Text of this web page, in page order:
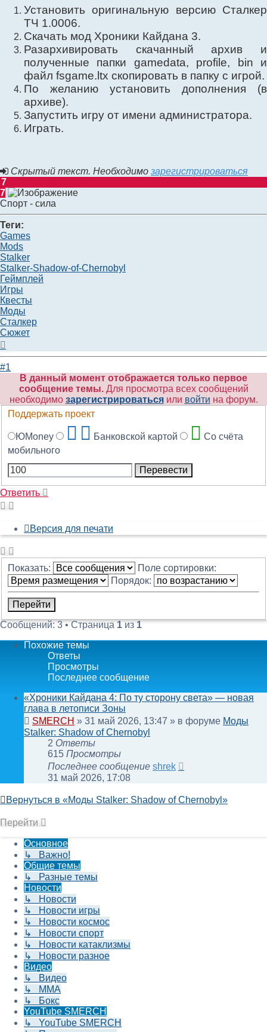
Установить оригинальную версию Сталкер
ТЧ 1.0006.
Скачать мод Хроники Кайдана 3.
Разархивировать скачанный архив и
полученные папки gamedata, profile, bin и
файл fsgame.ltx скопировать в папку с игрой.
По желанию установить дополнения (в
архиве).
Запустить игру от имени администратора.
Играть.
Скрытый текст. Необходимо зарегистрироваться
7
7
Спорт - сила
Теги:
Games
Mods
Stalker
Stalker-Shadow-of-Chernobyl
Геймплей
Игры
Квесты
Моды
Сталкер
Сюжет
к
началу
#1
В данный момент отображается только первое
сообщение темы.Для просмотра всех сообщений
необходимо зарегистрироватьсяили войти на форум.
Поддержать проект
ЮMoney Банковской картой
Со счёта
мобильного
Ответить
Версия для печати
Показать:
Поле сортировки:
Порядок:
Сообщений: 3 • Страница1из1
Похожие темы
Ответы
Просмотры
Последнее сообщение
«Хроники Кайдана 4: По ту сторону света» — новая
глава в летописи Зоны
SMERCH » 31 май 2026, 13:47 » в форуме Моды
Stalker: Shadow of Chernobyl
2 Ответы
615 Просмотры
Последнее сообщение shrek
31 май 2026, 17:08
Вернуться в «Моды Stalker: Shadow of Chernobyl»
Перейти
Основное
↳ Важно!
Общие темы
↳ Разные темы
Новости
↳ Новости
↳ Новости игры
↳ Новости космос
↳ Новости спорт
↳ Новости катаклизмы
↳ Новости разное
Видео
↳ Видео
↳ ММА
↳ Бокс
YouTube SMERCH
↳ YouTube SMERCH